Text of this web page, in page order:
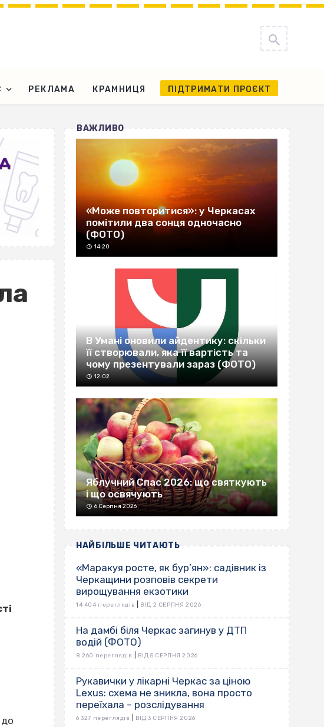
РЕКЛАМА КРАМНИЦЯ ПІДТРИМАТИ ПРОЄКТ
до
ВАЖЛИВО
«Може повторитися»: у Черкасах
помітили два сонця одночасно
(ФОТО)
14:20
В Умані оновили айдентику: скільки
її створювали, яка її вартість та
чому презентували зараз (ФОТО)
12:02
Яблучний Спас 2026: що святкують
і що освячують
6 Серпня 2026
НАЙБІЛЬШЕ ЧИТАЮТЬ
«Маракуя росте, як бур’ян»: садівник із
Черкащини розповів секрети
вирощування екзотики
14 404 переглядів ВІД 2 СЕРПНЯ 2026
На дамбі біля Черкас загинув у ДТП
водій (ФОТО)
8 260 переглядів ВІД 5 СЕРПНЯ 2026
Рукавички у лікарні Черкас за ціною
Lexus: схема не зникла, вона просто
переїхала – розслідування
6 327 переглядів ВІД 3 СЕРПНЯ 2026